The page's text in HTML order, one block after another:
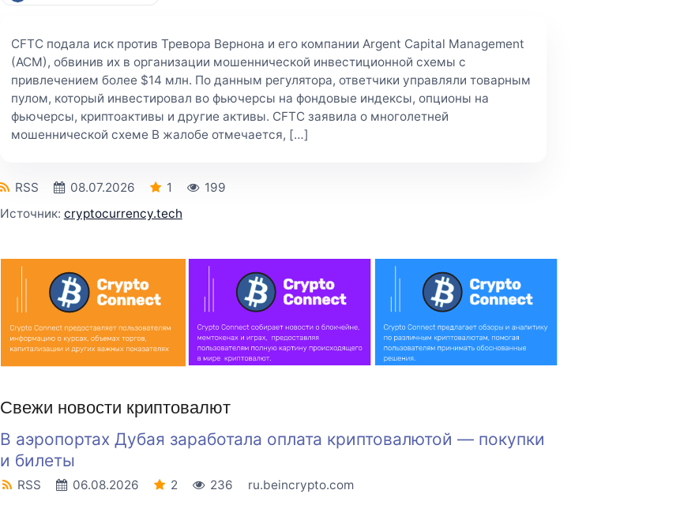
CFTC подала иск против Тревора Вернона и его компании Argent Capital Management
(ACM), обвинив их в организации мошеннической инвестиционной схемы с
привлечением более $14 млн. По данным регулятора, ответчики управляли товарным
пулом, который инвестировал во фьючерсы на фондовые индексы, опционы на
фьючерсы, криптоактивы и другие активы. CFTC заявила о многолетней
мошеннической схеме В жалобе отмечается, […]
RSS 08.07.2026 1
199
Источник: cryptocurrency.tech
Свежи новости криптовалют
В аэропортах Дубая заработала оплата криптовалютой — покупки
и билеты
RSS 06.08.2026 2 236 ru.beincrypto.com